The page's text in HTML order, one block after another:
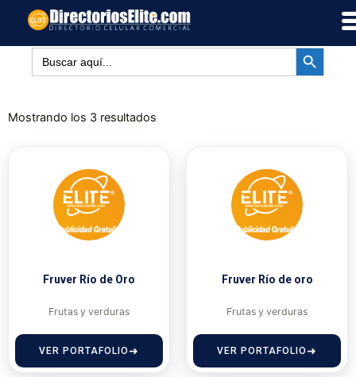
contenido
Buscar: BOTÓN DE
Mostrando los 3 resultados
Fruver Río de Oro
Frutas y verduras
VER PORTAFOLIO
Fruver Río de oro
Frutas y verduras
VER PORTAFOLIO